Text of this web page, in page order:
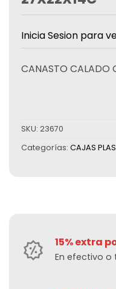
Inicia Sesion para
CANASTO CALADO
SKU: 23670
Categorías: CAJAS
15% extra
En efectivo o